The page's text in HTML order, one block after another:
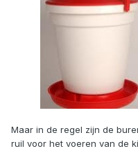
Maar in de regel zijn de
ruil voor het voeren van de